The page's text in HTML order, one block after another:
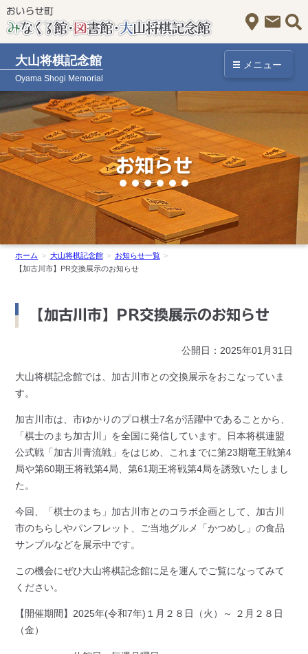
アクセス
お問
大山将棋記念館
Oyama Shogi Memorial
メニュー
お知らせ
ホーム 大山将棋記念館
お知らせ一覧
【加古川市】PR交換展示のお知らせ
【加古川市】PR交換展示のお知らせ
公開日：2025年01月31日
大山将棋記念館では、加古川市との交換展示をおこなっていま
す。
加古川市は、市ゆかりのプロ棋士7名が活躍中であることから、
「棋士のまち加古川」を全国に発信しています。日本将棋連盟
公式戦「加古川青流戦」をはじめ、これまでに第23期竜王戦第4
局や第60期王将戦第4局、第61期王将戦第4局を誘致いたしまし
た。
今回、「棋士のまち」加古川市とのコラボ企画として、加古川
市のちらしやパンフレット、ご当地グルメ「かつめし」の食品
サンプルなどを展示中です。
この機会にぜひ大山将棋記念館に足を運んでご覧になってみて
ください。
【開催期間】2025年(令和7年)１月２８日（火）～ ２月２８日
（金）